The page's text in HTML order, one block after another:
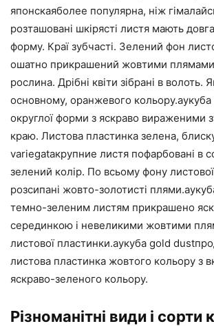
японскаяболее популярна, ніж
розташовані шкірясті листя мають
форму. Краї зубчасті. Зелений фон
ошатно прикрашений жовтими
рослина. Дрібні квіти зібрані в волоть.
основному, оранжевого
округлої форми з яскраво вираженими
краю. Листова пластинка зелена,
variegataкрупние листя пофарбовані в
зелений колір. По всьому фону
розсипані жовто-золотисті
темно-зеленим листям прикрашено
серединкою і невеликими жовтими
листової пластинки.аукуба gold
листова пластинка жовтого кольору з
яскраво-зеленого кольору.
Різноманітні види і сорти